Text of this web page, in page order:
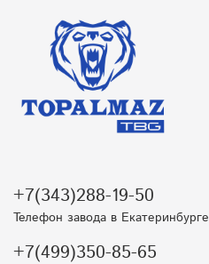
+7(343)288-19-50
Телефон завода в Екатеринбурге
+7(499)350-85-65